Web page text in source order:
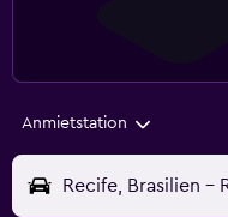
Anmietstation
Recife, Brasilien -